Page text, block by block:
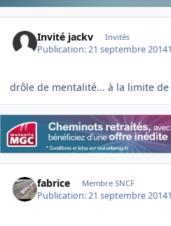
Invité jackv Invités
Publication:21 septembre 2014
drôle de mentalité... à la limite de
fabrice Membre SNCF
Publication:21 septembre 2014